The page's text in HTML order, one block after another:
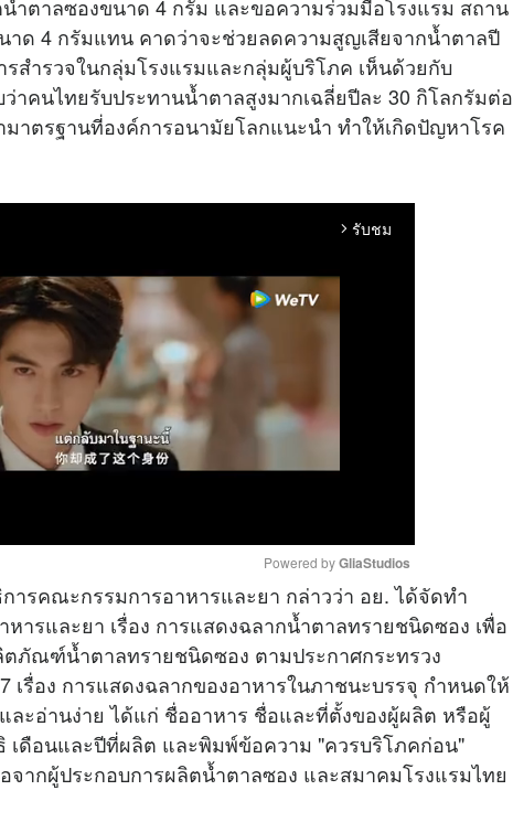
ำตาลซองขนาด 4 กรัม และขอความร่วมมือโรงแรม สถาน
ด 4 กรัมแทน คาดว่าจะช่วยลดความสูญเสียจากน้ำตาลปี
สำรวจในกลุ่มโรงแรมและกลุ่มผู้บริโภค เห็นด้วยกับ
าคนไทยรับประทานน้ำตาลสูงมากเฉลี่ยปีละ 30 กิโลกรัมต่อ
าตรฐานที่องค์การอนามัยโลกแนะนำ ทำให้เกิดปัญหาโรค
arrow_forward_ios รับชม
M
u
t
e
Powered by GliaStudios
รคณะกรรมการอาหารและยา กล่าวว่า อย. ได้จัดทำ
ารและยา เรื่อง การแสดงฉลากน้ำตาลทรายชนิดซอง เพื่อ
ตภัณฑ์น้ำตาลทรายชนิดซอง ตามประกาศกระทรวง
เรื่อง การแสดงฉลากของอาหารในภาชนะบรรจุ กำหนดให้
ะอ่านง่าย ได้แก่ ชื่ออาหาร ชื่อและที่ตั้งของผู้ผลิต หรือผู้
เดือนและปีที่ผลิต และพิมพ์ข้อความ "ควรบริโภคก่อน"
จากผู้ประกอบการผลิตน้ำตาลซอง และสมาคมโรงแรมไทย